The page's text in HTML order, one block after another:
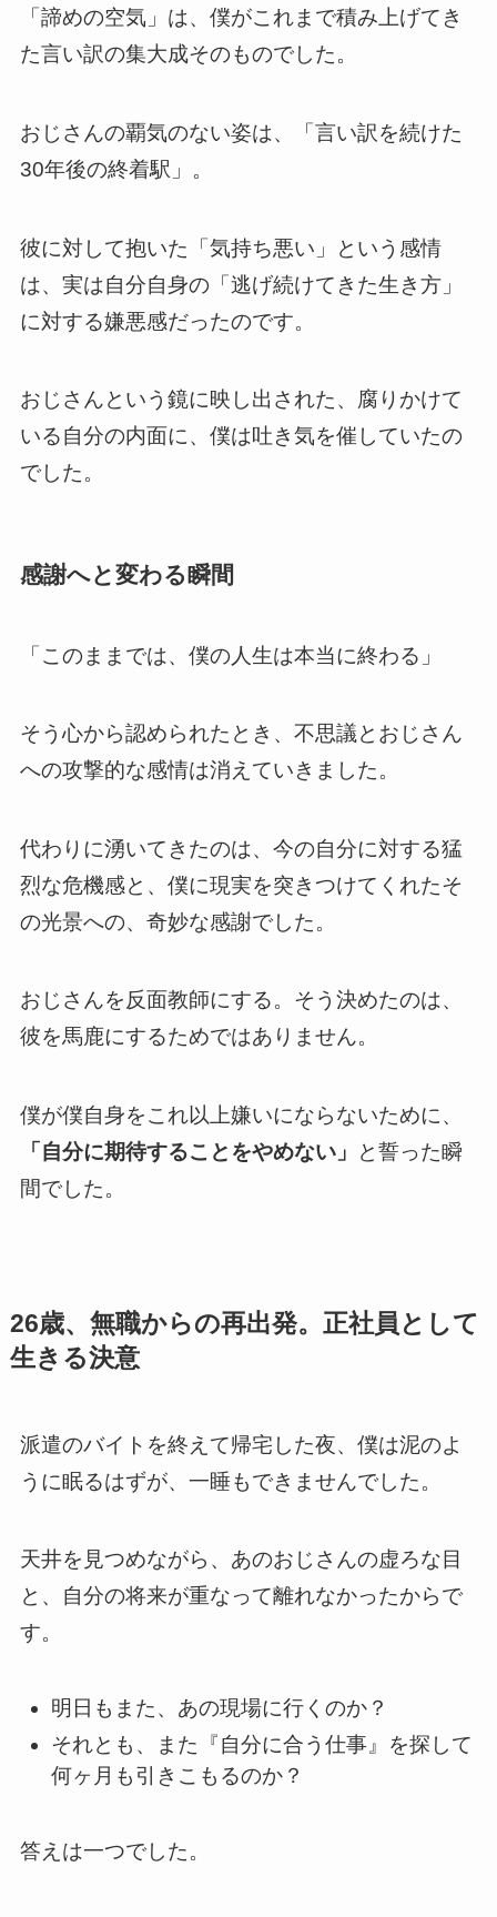
「諦めの空気」は、僕がこれまで積み上げてき
た言い訳の集大成そのものでした。
おじさんの覇気のない姿は、「言い訳を続けた
30年後の終着駅」。
彼に対して抱いた「気持ち悪い」という感情
は、実は自分自身の「逃げ続けてきた生き方」
に対する嫌悪感だったのです。
おじさんという鏡に映し出された、腐りかけて
いる自分の内面に、僕は吐き気を催していたの
でした。
感謝へと変わる瞬間
「このままでは、僕の人生は本当に終わる」
そう心から認められたとき、不思議とおじさん
への攻撃的な感情は消えていきました。
代わりに湧いてきたのは、今の自分に対する猛
烈な危機感と、僕に現実を突きつけてくれたそ
の光景への、奇妙な感謝でした。
おじさんを反面教師にする。そう決めたのは、
彼を馬鹿にするためではありません。
僕が僕自身をこれ以上嫌いにならないために、
「自分に期待することをやめない」
と誓った瞬
間でした。
26歳、無職からの再出発。正社員として
生きる決意
派遣のバイトを終えて帰宅した夜、僕は泥のよ
うに眠るはずが、一睡もできませんでした。
天井を見つめながら、あのおじさんの虚ろな目
と、自分の将来が重なって離れなかったからで
す。
明日もまた、あの現場に行くのか？
それとも、また『自分に合う仕事』を探して
何ヶ月も引きこもるのか？
答えは一つでした。